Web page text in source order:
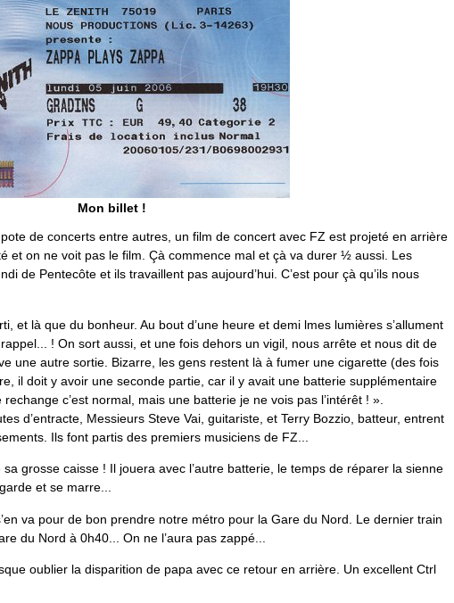
Mon billet !
de concerts entre autres, un film de concert avec FZ est projeté en arrière
et on ne voit pas le film. Çà commence mal et çà va durer ½ aussi. Les
de Pentecôte et ils travaillent pas aujourd’hui. C’est pour çà qu’ils nous
et là que du bonheur. Au bout d’une heure et demi lmes lumières s’allument
! On sort aussi, et une fois dehors un vigil, nous arrête et nous dit de
une autre sortie. Bizarre, les gens restent là à fumer une cigarette (des fois
il doit y avoir une seconde partie, car il y avait une batterie supplémentaire
c’est normal, mais une batterie je ne vois pas l’intérêt ! ».
d’entracte, Messieurs Steve Vai, guitariste, et Terry Bozzio, batteur, entrent
Ils font partis des premiers musiciens de FZ...
grosse caisse ! Il jouera avec l’autre batterie, le temps de réparer la sienne
et se marre...
va pour de bon prendre notre métro pour la Gare du Nord. Le dernier train
du Nord à 0h40... On ne l’aura pas zappé...
oublier la disparition de papa avec ce retour en arrière. Un excellent Ctrl